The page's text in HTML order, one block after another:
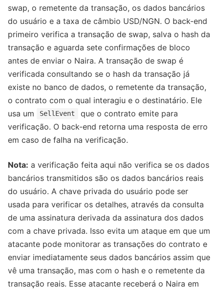
swap, o remetente da transação, os dados bancários
do usuário e a taxa de câmbio USD/NGN. O back-end
primeiro verifica a transação de swap, salva o hash da
transação e aguarda sete confirmações de bloco
antes de enviar o Naira. A transação de swap é
verificada consultando se o hash da transação já
existe no banco de dados, o remetente da transação,
o contrato com o qual interagiu e o destinatário. Ele
usa um
SellEvent
que o contrato emite para
verificação. O back-end retorna uma resposta de erro
em caso de falha na verificação.
Nota: a verificação feita aqui não verifica se os dados
bancários transmitidos ​​são os dados bancários reais
do usuário. A chave privada do usuário pode ser
usada para verificar os detalhes, através da consulta
de uma assinatura derivada da assinatura dos dados
com a chave privada. Isso evita um ataque em que um
atacante pode monitorar as transações do contrato e
enviar imediatamente seus dados bancários assim que
vê uma transação, mas com o hash e o remetente da
transação reais. Esse atacante receberá o Naira em